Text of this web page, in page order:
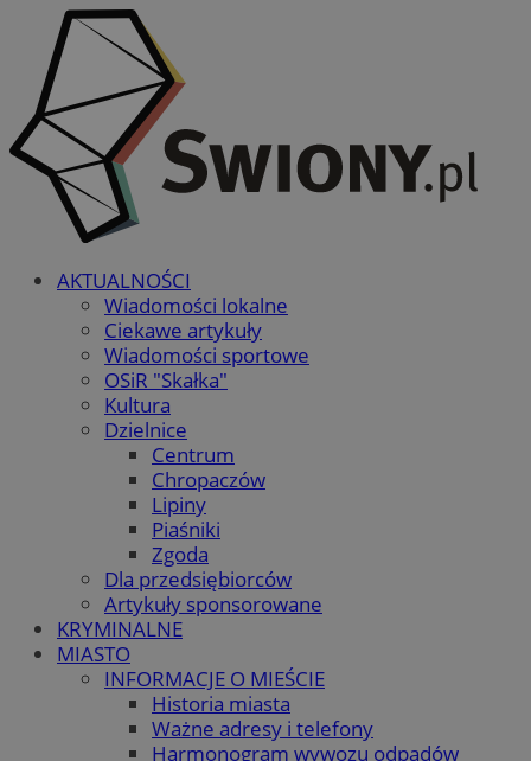
AKTUALNOŚCI
Wiadomości lokalne
Ciekawe artykuły
Wiadomości sportowe
OSiR "Skałka"
Kultura
Dzielnice
Centrum
Chropaczów
Lipiny
Piaśniki
Zgoda
Dla przedsiębiorców
Artykuły sponsorowane
KRYMINALNE
MIASTO
INFORMACJE O MIEŚCIE
Historia miasta
Ważne adresy i telefony
Harmonogram wywozu odpadów